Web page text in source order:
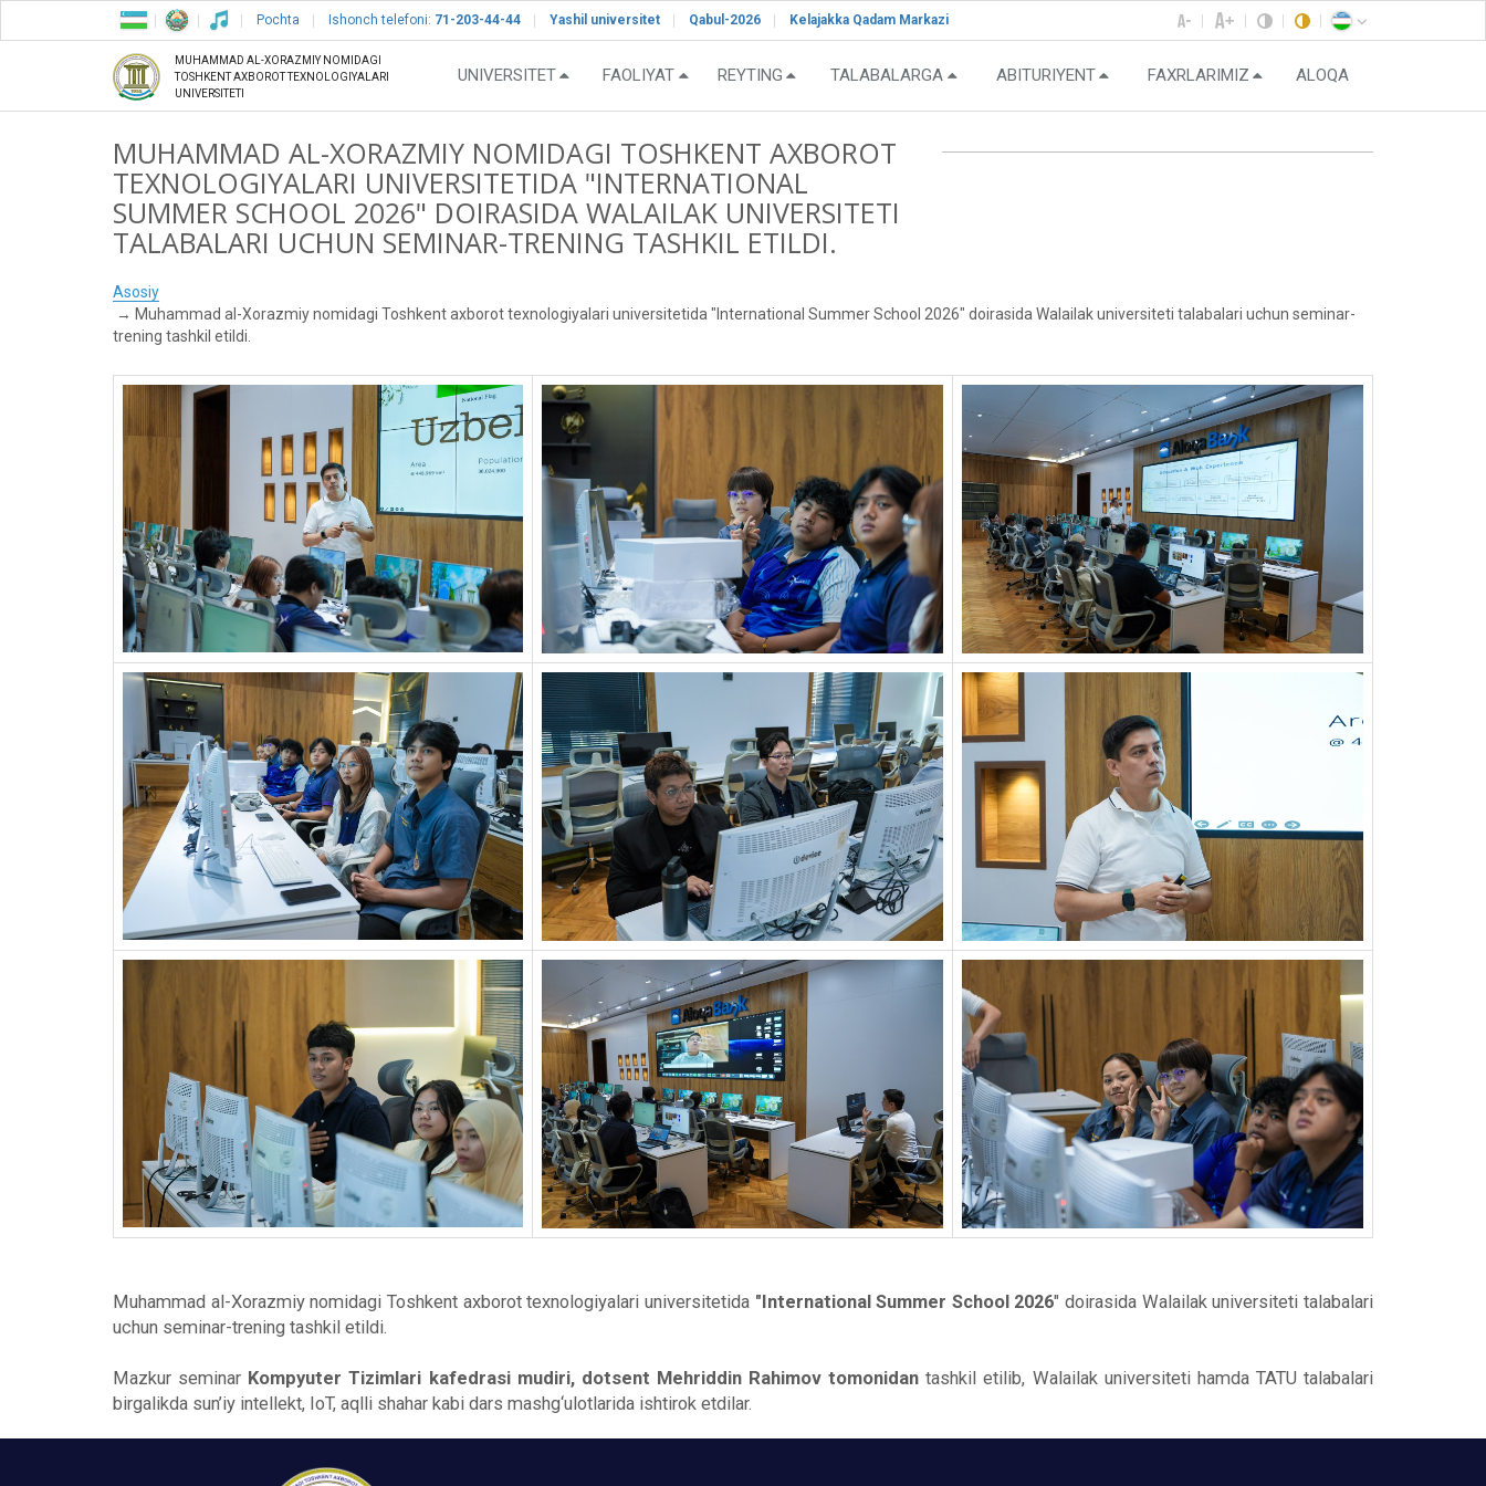
Pochta Ishonch telefoni: 71-203-44-44 Yashil universitet Qabul-2026 Kelajakka Qadam Markazi
MUHAMMAD AL-XORAZMIY NOMIDAGI
TOSHKENT AXBOROT TEXNOLOGIYALARI
UNIVERSITETI
UNIVERSITET FAOLIYAT REYTING TALABALARGA ABITURIYENT FAXRLARIMIZ ALOQA
MUHAMMAD AL-XORAZMIY NOMIDAGI TOSHKENT AXBOROT
TEXNOLOGIYALARI UNIVERSITETIDA "INTERNATIONAL
SUMMER SCHOOL 2026" DOIRASIDA WALAILAK UNIVERSITETI
TALABALARI UCHUN SEMINAR-TRENING TASHKIL ETILDI.
Asosiy
Muhammad al-Xorazmiy nomidagi Toshkent axborot texnologiyalari universitetida "International Summer School 2026" doirasida Walailak universiteti talabalari uchun seminar-
trening tashkil etildi.
Muhammad al-Xorazmiy nomidagi Toshkent axborot texnologiyalari universitetida "International Summer School 2026" doirasida Walailak universiteti talabalari
uchun seminar-trening tashkil etildi.
Mazkur seminar Kompyuter Tizimlari kafedrasi mudiri, dotsent Mehriddin Rahimov tomonidan tashkil etilib, Walailak universiteti hamda TATU talabalari
birgalikda sun’iy intellekt, IoT, aqlli shahar kabi dars mashg‘ulotlarida ishtirok etdilar.